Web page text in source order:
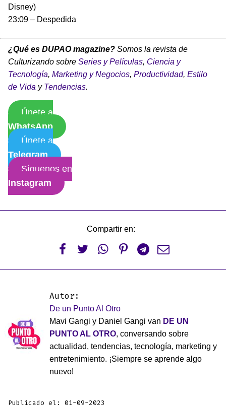
Disney)
23:09 – Despedida
¿Qué es DUPAO magazine? Somos la revista de
Culturizando sobre Series y Películas, Ciencia y
Tecnología, Marketing y Negocios, Productividad, Estilo
de Vida y Tendencias.
Únete a
WhatsApp
Únete a
Telegram
Síguenos en
Instagram
Compartir en:
     
Autor:
De un Punto Al Otro
Mavi Gangi y Daniel Gangi van DE UN
PUNTO AL OTRO, conversando sobre
actualidad, tendencias, tecnología, marketing y
entretenimiento. ¡Siempre se aprende algo
nuevo!
Publicado el: 01-09-2023